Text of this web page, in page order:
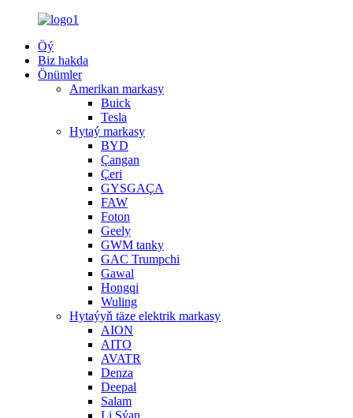
Öý
Biz hakda
Önümler
Amerikan markasy
Buick
Tesla
Hytaý markasy
BYD
Çangan
Çeri
GYSGAÇA
FAW
Foton
Geely
GWM tanky
GAC Trumpchi
Gawal
Hongqi
Wuling
Hytaýyň täze elektrik markasy
AION
AITO
AVATR
Denza
Deepal
Salam
Li Sýan